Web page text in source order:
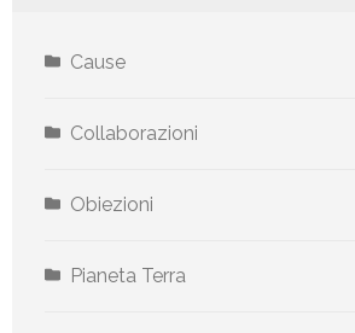
Cause
Collaborazioni
Obiezioni
Pianeta Terra